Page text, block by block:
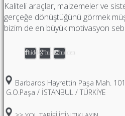
Kaliteli araçlar, malzemeler ve
gerçeğe dönüştüğünü görmek
bizim de en büyük motivasyon
hidden hiddenhidden
Barbaros Hayrettin Paşa Mah.
G.O.Paşa / İSTANBUL / TÜRKİYE